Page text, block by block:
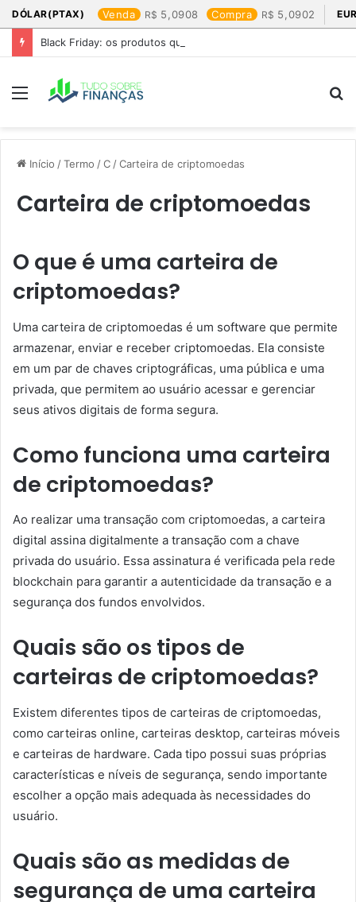
DÓLAR(PTAX) Venda 5,0908 Compra 5,0902
Black Friday: os produtos que mais valem a pena
Menu
Início /Termo /C /Carteira de criptomoedas
Carteira de criptomoedas
O que é uma carteira de
criptomoedas?
Uma carteira de criptomoedas é um software que permite
armazenar, enviar e receber criptomoedas. Ela consiste
em um par de chaves criptográficas, uma pública e uma
privada, que permitem ao usuário acessar e gerenciar
seus ativos digitais de forma segura.
Como funciona uma carteira
de criptomoedas?
Ao realizar uma transação com criptomoedas, a carteira
digital assina digitalmente a transação com a chave
privada do usuário. Essa assinatura é verificada pela rede
blockchain para garantir a autenticidade da transação e a
segurança dos fundos envolvidos.
Quais são os tipos de
carteiras de criptomoedas?
Existem diferentes tipos de carteiras de criptomoedas,
como carteiras online, carteiras desktop, carteiras móveis
e carteiras de hardware. Cada tipo possui suas próprias
características e níveis de segurança, sendo importante
escolher a opção mais adequada às necessidades do
usuário.
Quais são as medidas de
segurança de uma carteira